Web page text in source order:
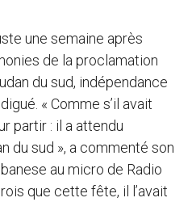
une semaine après
de la proclamation
du sud, indépendance
« Comme s’il avait
partir : il a attendu
du sud », a commenté son
au micro de Radio
que cette fête, il l’avait